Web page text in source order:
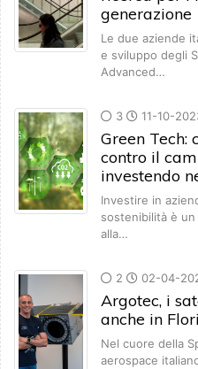
generazione
Le due aziende
e sviluppo degli
Advanced…
3 11-10-
Green
contro il
investendo
Investire in
sostenibilità è
alla…
2 02-04-
Argotec, i
anche in
Nel cuore della
aerospace